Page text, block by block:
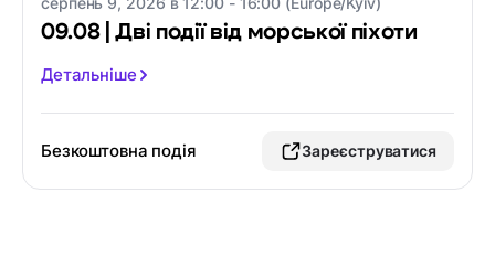
09.08 | Дві події від морської піхоти
Детальніше
Безкоштовна подія Зареєструватися